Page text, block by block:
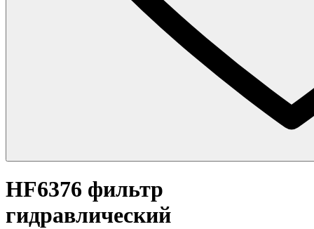
HF6376 фильтр
гидравлический